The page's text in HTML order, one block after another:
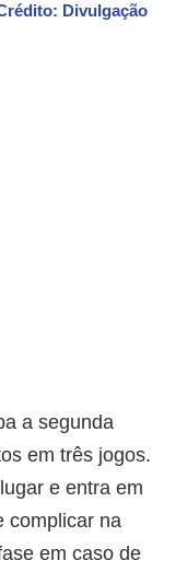
Divulgação
a segunda
em três jogos.
e entra em
complicar na
em caso de